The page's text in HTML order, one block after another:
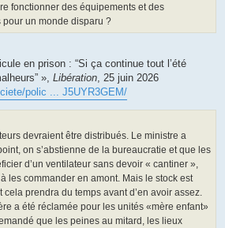
fonctionner des équipements et des
un monde disparu ?
en prison : “Si ça continue tout l’été
», Libération, 25 juin 2026
polic ... J5UYR3GEM/
devraient être distribués. Le ministre a
on s’abstienne de la bureaucratie et que les
d’un ventilateur sans devoir « cantiner »,
les commander en amont. Mais le stock est
cela prendra du temps avant d’en avoir assez.
a été réclamée pour les unités «mère enfant»
que les peines au mitard, les lieux